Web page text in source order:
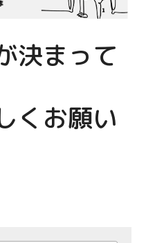
決まって
くお願い